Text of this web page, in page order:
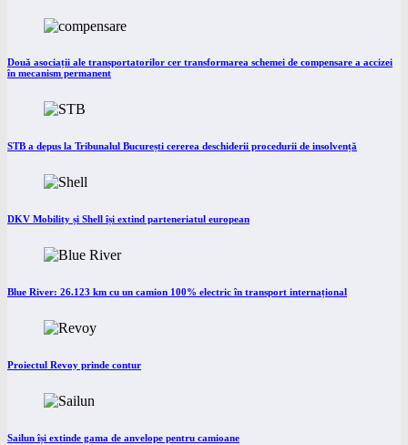
Două asociații ale transportatorilor cer transformarea schemei de compensare a accizei
în mecanism permanent
STB a depus la Tribunalul București cererea deschiderii procedurii de insolvență
DKV Mobility și Shell își extind parteneriatul european
Blue River: 26.123 km cu un camion 100% electric în transport internațional
Proiectul Revoy prinde contur
Sailun își extinde gama de anvelope pentru camioane